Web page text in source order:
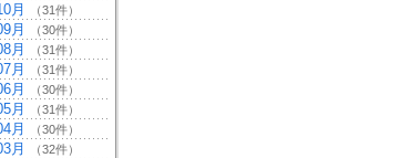
月 （31件）
月 （30件）
月 （31件）
月 （31件）
月 （30件）
月 （31件）
月 （30件）
月 （32件）